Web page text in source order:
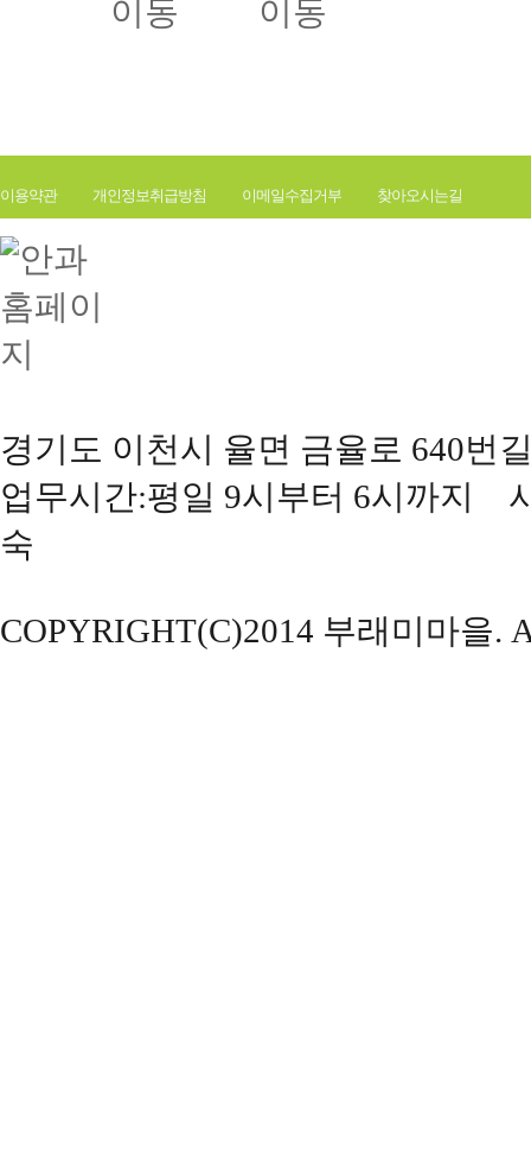
이용약관 개인정보취급방침 이메일수집거부 찾아오시는길
경기도 이천시 율면 금율로 640번
업무시간:평일 9시부터 6시까지
숙
COPYRIGHT(C)2014 부래미마을.